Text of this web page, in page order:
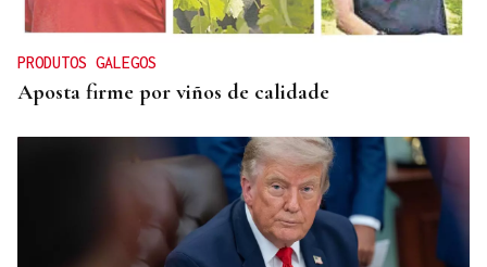
PRODUTOS GALEGOS
Aposta firme por viños de calidade